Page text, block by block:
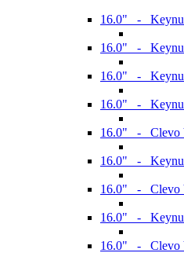
16.0" -
16.0" -
16.0" -
16.0" -
16.0" - Clevo
16.0" -
16.0" - Clevo
16.0" -
16.0" - Clevo